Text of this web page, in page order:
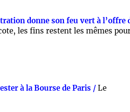
donne son feu vert à l’offre
les fins restent les mêmes
à la Bourse de Paris / Le